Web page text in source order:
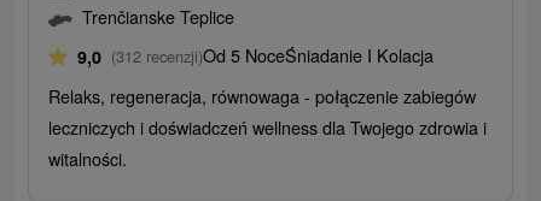
Trenčianske Teplice
9,0 (312 recenzji)Od 5 NoceŚniadanie I Kolacja
Relaks, regeneracja, równowaga - połączenie zabiegów
leczniczych i doświadczeń wellness dla Twojego zdrowia i
witalności.